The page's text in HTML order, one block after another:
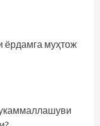
ёрдамга муҳтож